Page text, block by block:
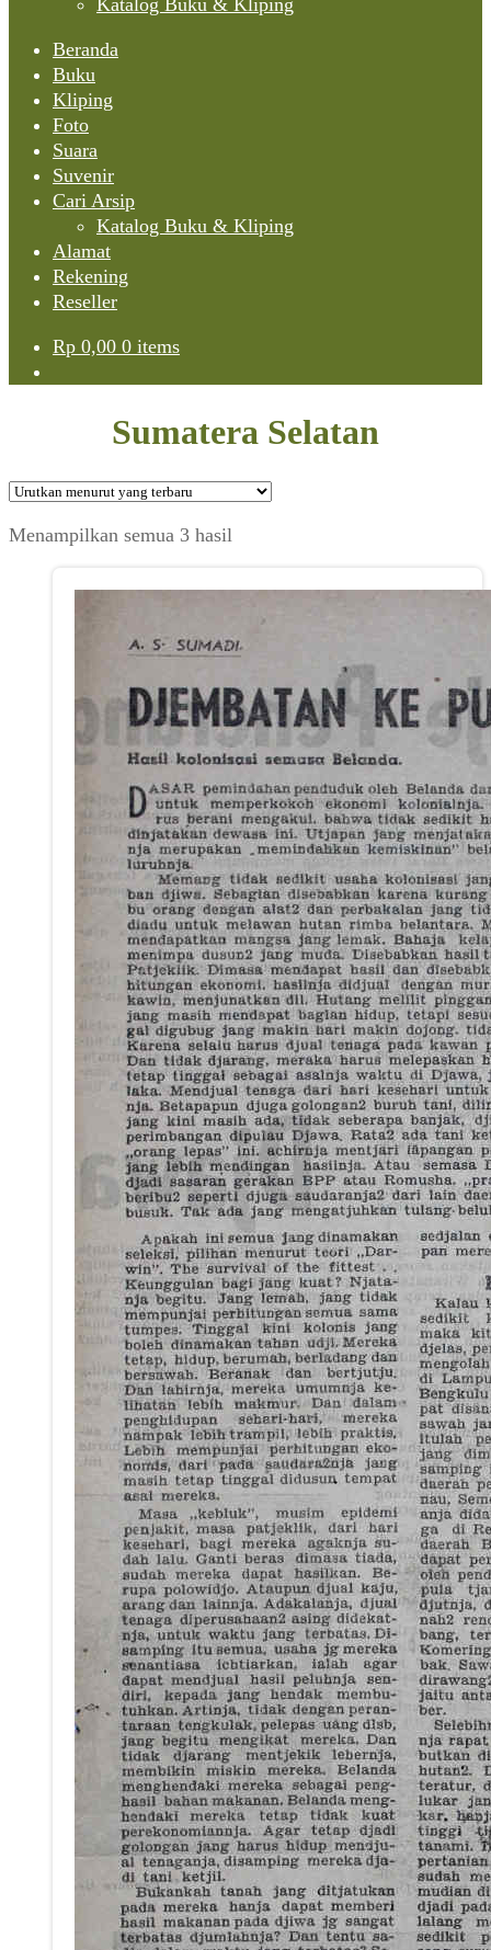
Katalog Buku & Kliping
Beranda
Buku
Kliping
Foto
Suara
Suvenir
Cari Arsip
Katalog Buku & Kliping
Alamat
Rekening
Reseller
Rp 0,00 0 items
Sumatera Selatan
Menampilkan semua 3 hasil
yang